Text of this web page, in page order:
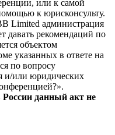
или к самой
к юрисконсульту.
Limited администрация
давать рекомендаций по
объектом
указанных в ответе на
по вопросу
и/или юридических
данный акт не